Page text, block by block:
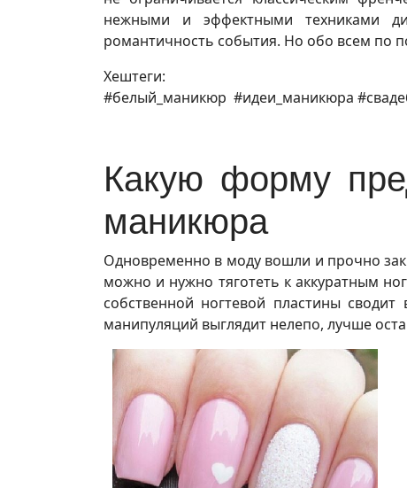
нежными и эффектными техниками
романтичность события. Но обо всем по
Хештеги:
#белый_маникюр #идеи_маникюра
Какую форму
маникюра
Одновременно в моду вошли и прочно
можно и нужно тяготеть к аккуратным
собственной ногтевой пластины
манипуляций выглядит нелепо, лучше